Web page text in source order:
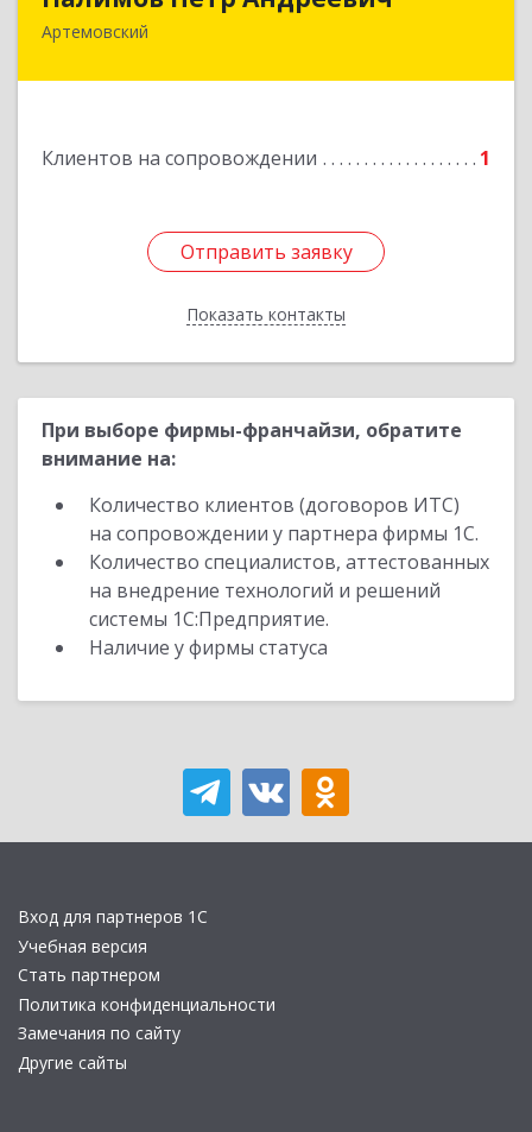
Артемовский
Клиентов на сопровождении 1
Отправить заявку
Показать контакты
623780, Свердловская обл, Артемовский г,
Отправить заявку
Назад
При выборе фирмы-франчайзи, обратите
внимание на:
Количество клиентов (договоров ИТС)
на сопровождении у партнера фирмы 1С.
Количество специалистов, аттестованных
на внедрение технологий и решений
системы 1С:Предприятие.
Наличие у фирмы статуса
Вход для партнеров 1С
Учебная версия
Стать партнером
Политика конфиденциальности
Замечания по сайту
Другие сайты